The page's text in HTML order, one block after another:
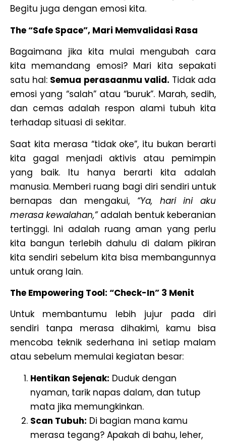
Begitu juga dengan emosi kita.
The “Safe Space”, Mari Memvalidasi Rasa
Bagaimana jika kita mulai mengubah cara
kita memandang emosi? Mari kita sepakati
satu hal: Semua perasaanmu valid. Tidak ada
emosi yang “salah” atau “buruk”. Marah, sedih,
dan cemas adalah respon alami tubuh kita
terhadap situasi di sekitar.
Saat kita merasa “tidak oke”, itu bukan berarti
kita gagal menjadi aktivis atau pemimpin
yang baik. Itu hanya berarti kita adalah
manusia. Memberi ruang bagi diri sendiri untuk
bernapas dan mengakui, “Ya, hari ini aku
merasa kewalahan,”adalah bentuk keberanian
tertinggi. Ini adalah ruang aman yang perlu
kita bangun terlebih dahulu di dalam pikiran
kita sendiri sebelum kita bisa membangunnya
untuk orang lain.
The Empowering Tool: “Check-In” 3 Menit
Untuk membantumu lebih jujur pada diri
sendiri tanpa merasa dihakimi, kamu bisa
mencoba teknik sederhana ini setiap malam
atau sebelum memulai kegiatan besar:
Hentikan Sejenak: Duduk dengan
nyaman, tarik napas dalam, dan tutup
mata jika memungkinkan.
Scan Tubuh: Di bagian mana kamu
merasa tegang? Apakah di bahu, leher,